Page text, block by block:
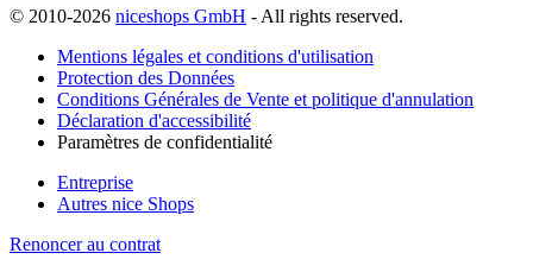
© 2010-2026 niceshops GmbH - All rights reserved.
Mentions légales et conditions d'utilisation
Protection des Données
Conditions Générales de Vente et politique d'annulation
Déclaration d'accessibilité
Paramètres de confidentialité
Entreprise
Autres nice Shops
Renoncer au contrat